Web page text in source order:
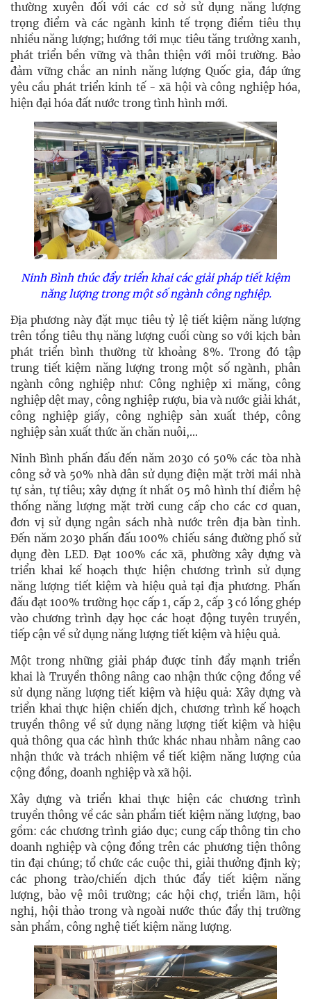
thường xuyên đối với các cơ sở sử dụng năng lượng
trọng điểm và các ngành kinh tế trọng điểm tiêu thụ
nhiều năng lượng; hướng tới mục tiêu tăng trưởng xanh,
phát triển bền vững và thân thiện với môi trường. Bảo
đảm vững chắc an ninh năng lượng Quốc gia, đáp ứng
yêu cầu phát triển kinh tế - xã hội và công nghiệp hóa,
hiện đại hóa đất nước trong tình hình mới.
Ninh Bình thúc đẩy triển khai các giải pháp tiết kiệm
năng lượng trong một số ngành công nghiệp.
Địa phương này đặt mục tiêu tỷ lệ tiết kiệm năng lượng
trên tổng tiêu thụ năng lượng cuối cùng so với kịch bản
phát triển bình thường từ khoảng 8%. Trong đó tập
trung tiết kiệm năng lượng trong một số ngành, phân
ngành công nghiệp như: Công nghiệp xi măng, công
nghiệp dệt may, công nghiệp rượu, bia và nước giải khát,
công nghiệp giấy, công nghiệp sản xuất thép, công
nghiệp sản xuất thức ăn chăn nuôi,...
Ninh Bình phấn đấu đến năm 2030 có 50% các tòa nhà
công sở và 50% nhà dân sử dụng điện mặt trời mái nhà
tự sản, tự tiêu; xây dựng ít nhất 05 mô hình thí điểm hệ
thống năng lượng mặt trời cung cấp cho các cơ quan,
đơn vị sử dụng ngân sách nhà nước trên địa bàn tỉnh.
Đến năm 2030 phấn đấu 100% chiếu sáng đường phố sử
dụng đèn LED. Đạt 100% các xã, phường xây dựng và
triển khai kế hoạch thực hiện chương trình sử dụng
năng lượng tiết kiệm và hiệu quả tại địa phương. Phấn
đấu đạt 100% trường học cấp 1, cấp 2, cấp 3 có lồng ghép
vào chương trình dạy học các hoạt động tuyên truyền,
tiếp cận về sử dụng năng lượng tiết kiệm và hiệu quả.
Một trong những giải pháp được tỉnh đẩy mạnh triển
khai là Truyền thông nâng cao nhận thức cộng đồng về
sử dụng năng lượng tiết kiệm và hiệu quả: Xây dựng và
triển khai thực hiện chiến dịch, chương trình kế hoạch
truyền thông về sử dụng năng lượng tiết kiệm và hiệu
quả thông qua các hình thức khác nhau nhằm nâng cao
nhận thức và trách nhiệm về tiết kiệm năng lượng của
cộng đồng, doanh nghiệp và xã hội.
Xây dựng và triển khai thực hiện các chương trình
truyền thông về các sản phẩm tiết kiệm năng lượng, bao
gồm: các chương trình giáo dục; cung cấp thông tin cho
doanh nghiệp và cộng đồng trên các phương tiện thông
tin đại chúng; tổ chức các cuộc thi, giải thưởng định kỳ;
các phong trào/chiến dịch thúc đẩy tiết kiệm năng
lượng, bảo vệ môi trường; các hội chợ, triển lãm, hội
nghị, hội thảo trong và ngoài nước thúc đẩy thị trường
sản phẩm, công nghệ tiết kiệm năng lượng.